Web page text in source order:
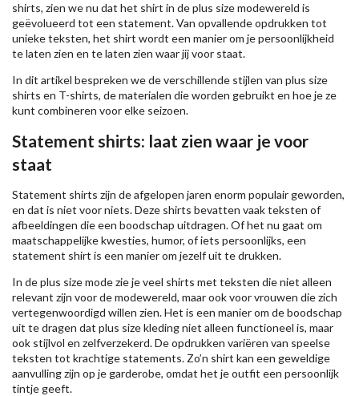
shirts, zien we nu dat het shirt in de plus size modewereld is
geëvolueerd tot een statement. Van opvallende opdrukken tot
unieke teksten, het shirt wordt een manier om je persoonlijkheid
te laten zien en te laten zien waar jij voor staat.
In dit artikel bespreken we de verschillende stijlen van plus size
shirts en T-shirts, de materialen die worden gebruikt en hoe je ze
kunt combineren voor elke seizoen.
Statement shirts: laat zien waar je voor
staat
Statement shirts zijn de afgelopen jaren enorm populair geworden,
en dat is niet voor niets. Deze shirts bevatten vaak teksten of
afbeeldingen die een boodschap uitdragen. Of het nu gaat om
maatschappelijke kwesties, humor, of iets persoonlijks, een
statement shirt is een manier om jezelf uit te drukken.
In de plus size mode zie je veel shirts met teksten die niet alleen
relevant zijn voor de modewereld, maar ook voor vrouwen die zich
vertegenwoordigd willen zien. Het is een manier om de boodschap
uit te dragen dat plus size kleding niet alleen functioneel is, maar
ook stijlvol en zelfverzekerd. De opdrukken variëren van speelse
teksten tot krachtige statements. Zo’n shirt kan een geweldige
aanvulling zijn op je garderobe, omdat het je outfit een persoonlijk
tintje geeft.